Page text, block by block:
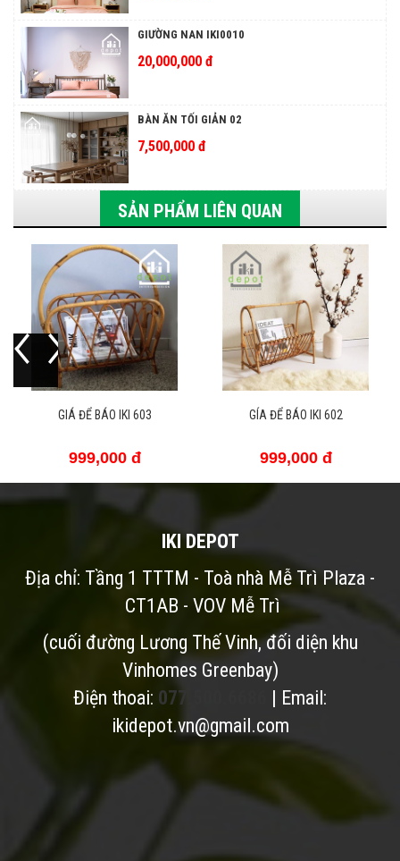
GIƯỜNG NAN IKI0010
20,000,000 đ
BÀN ĂN TỐI GIẢN 02
7,500,000 đ
SẢN PHẨM LIÊN QUAN
GIÁ ĐỂ BÁO IKI 603
999,000 đ
GÍA ĐỂ BÁO IKI 602
999,000 đ
IKI DEPOT
Địa chỉ: Tầng 1 TTTM - Toà nhà Mễ Trì Plaza -
CT1AB - VOV Mễ Trì
(cuối đường Lương Thế Vinh, đối diện khu
Vinhomes Greenbay)
Điện thoai: 077.500.6686
| Email:
ikidepot.vn@gmail.com